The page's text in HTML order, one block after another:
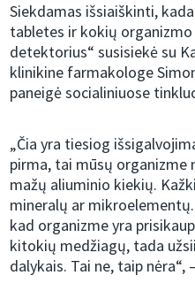
Siekdamas išsiaiškinti,
tabletes ir kokių
detektorius“ susisiekė su
klinikine farmakologe
paneigė socialiniuose
„Čia yra tiesiog
pirma, tai mūsų organizme
mažų aliuminio kiekių.
mineralų ar
kad organizme yra
kitokių medžiagų, tada
dalykais. Tai ne, taip